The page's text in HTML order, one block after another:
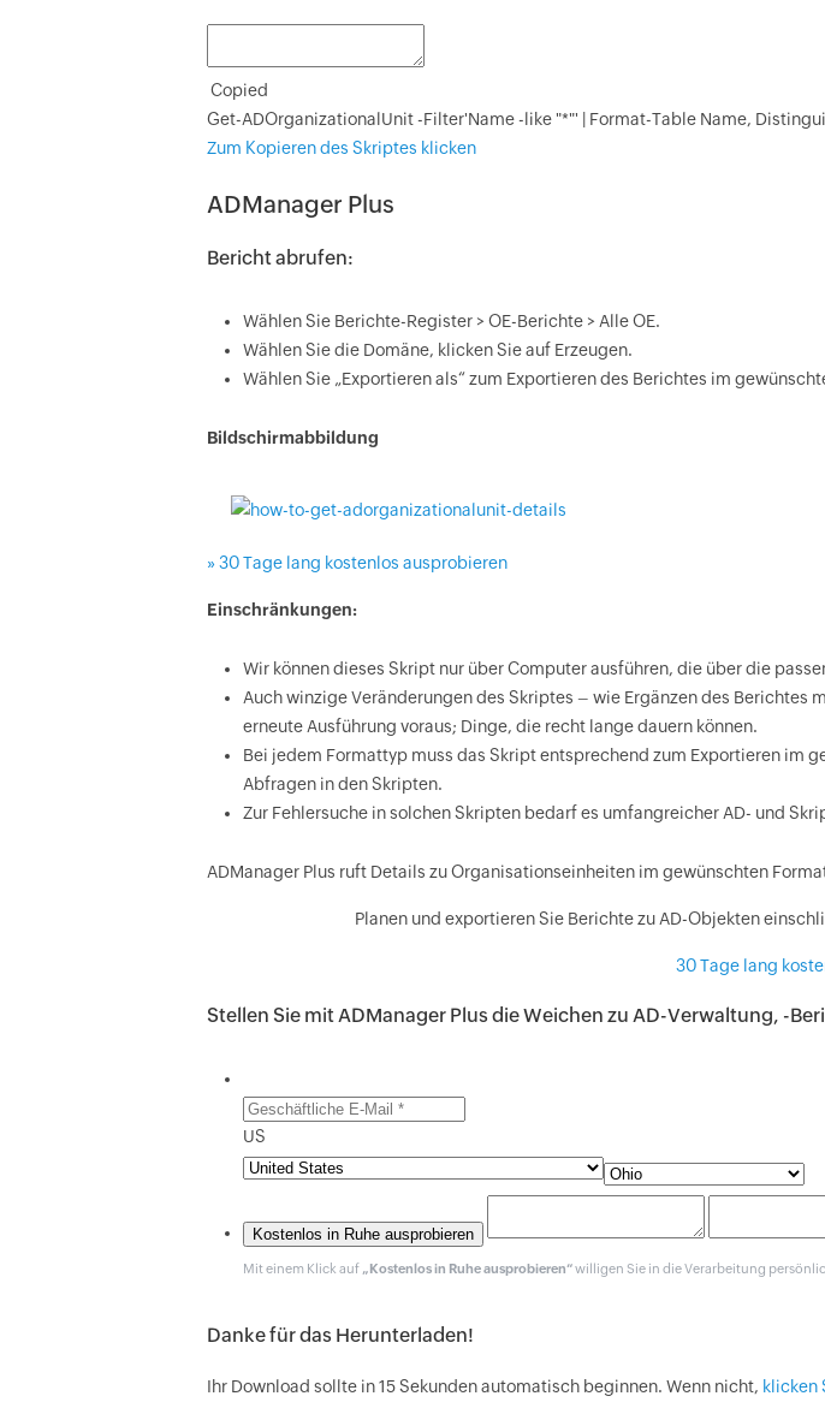
Copied
Get-ADOrganizationalUnit -Filter'Name -like "*"' | Format-Table Name,
Zum Kopieren des Skriptes klicken
ADManager Plus
Bericht abrufen:
Wählen Sie Berichte-Register > OE-Berichte > Alle OE.
Wählen Sie die Domäne, klicken Sie auf Erzeugen.
Wählen Sie „Exportieren als“ zum Exportieren des Berichtes im
Bildschirmabbildung
» 30 Tage lang kostenlos ausprobieren
Einschränkungen:
Wir können dieses Skript nur über Computer ausführen, die über die
Auch winzige Veränderungen des Skriptes – wie Ergänzen des
erneute Ausführung voraus; Dinge, die recht lange dauern können.
Bei jedem Formattyp muss das Skript entsprechend zum Exportieren im
Abfragen in den Skripten.
Zur Fehlersuche in solchen Skripten bedarf es umfangreicher AD- und
ADManager Plus ruft Details zu Organisationseinheiten im gewünschten
Planen und exportieren Sie Berichte zu AD-Objekten
30 Tage lang
Stellen Sie mit ADManager Plus die Weichen zu AD-Verwaltung, -
US
Mit einem Klick auf „Kostenlos in Ruhe ausprobieren“willigen Sie in die Verarbeitung
Danke für das Herunterladen!
Ihr Download sollte in 15 Sekunden automatisch beginnen. Wenn nicht, klicken